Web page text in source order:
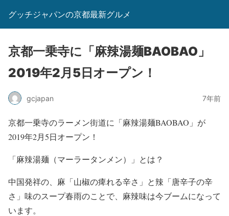
グッチジャパンの京都最新グルメ
京都一乗寺に「麻辣湯麺BAOBAO」
2019年2月5日オープン！
gcjapan 7年前
京都一乗寺のラーメン街道に「麻辣湯麺BAOBAO」が
2019年2月5日オープン！
「麻辣湯麺（マーラータンメン）」とは？
中国発祥の、麻「山椒の痺れる辛さ」と辣「唐辛子の辛
さ」味のスープ春雨のことで、麻辣味は今ブームになって
います。